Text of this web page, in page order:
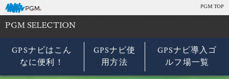
PGM TOP
GPSナビはこん
なに便利！
GPSナビ使
用方法
GPSナビ導入ゴ
ルフ場一覧